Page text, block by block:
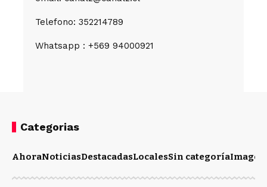
Telefono: 352214789
Whatsapp : +569 94000921
Categorias
AhoraNoticiasDestacadasLocalesSin categoríaImagen